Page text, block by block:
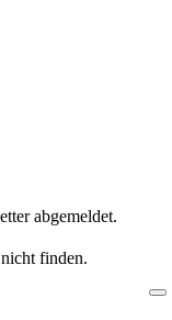
abgemeldet.
finden.